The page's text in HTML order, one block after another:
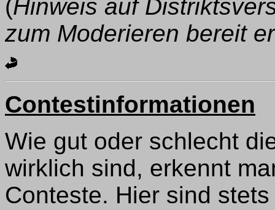
(Hinweis auf
zum Moderieren bereit
Contestinformationen
Wie gut oder schlecht
wirklich sind, erkennt
Conteste. Hier sind